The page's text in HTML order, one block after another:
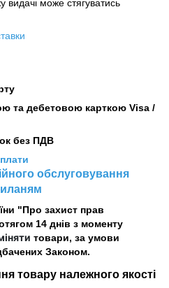
видачі може стягуватись
та дебетовою карткою Visa /
без ПДВ
обслуговування
"Про захист прав
14 днів з моменту
товари, за умови
Законом.
товару належного якості